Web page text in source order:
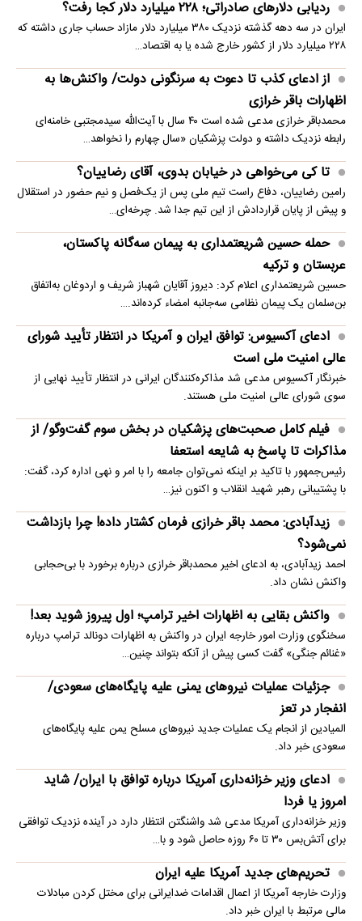
ردیابی دلارهای صادراتی؛ ۲۲۸ میلیارد دلار کجا رفت؟
ایران در سه دهه گذشته نزدیک ۳۸۰ میلیارد دلار مازاد حساب جاری داشته که
۲۲۸ میلیارد دلار از کشور خارج شده یا به اقتصاد…
از ادعای کذب تا دعوت به سرنگونی دولت/ واکنش‌ها به
اظهارات باقر خرازی‌
محمدباقر خرازی مدعی شده است ۴۰ سال با آیت‌الله سیدمجتبی خامنه‌ای
رابطه نزدیک داشته و دولت پزشکیان «سال چهارم را نخواهد…
تا کی می‌خواهی در خیابان بدوی، آقای رضاییان؟
رامین رضاییان، دفاع راست تیم ملی پس از یک‌فصل و نیم حضور در استقلال
و پیش از پایان قراردادش از این تیم جدا شد. چرخه‌ای…
حمله حسین شریعتمداری به پیمان سه‌گانه پاکستان،
عربستان و ترکیه
حسین شریعتمداری اعلام کرد: دیروز آقایان شهباز شریف و اردوغان به‌اتفاق
بن‌سلمان یک پیمان نظامی سه‌جانبه امضاء کرده‌اند.…
ادعای آکسیوس: توافق ایران و آمریکا در انتظار تأیید شورای
عالی امنیت ملی است
خبرنگار آکسیوس مدعی شد مذاکره‌کنندگان ایرانی در انتظار تأیید نهایی از
سوی شورای عالی امنیت ملی هستند.
فیلم کامل صحبت‌های پزشکیان در بخش سوم گفت‌وگو/ از
مذاکرات تا پاسخ به شایعه استعفا
رئیس‌جمهور با تاکید بر اینکه نمی‌توان جامعه را با امر و نهی اداره کرد، گفت:
با پشتیبانی رهبر شهید انقلاب و اکنون نیز…
زیدآبادی: محمد باقر خرازی فرمان کشتار داده! چرا بازداشت
نمی‌شود؟
احمد زیدآبادی، به ادعای اخیر محمدباقر خرازی درباره برخورد با بی‌حجابی
واکنش نشان داد.
واکنش بقایی به اظهارات اخیر ترامپ؛ اول پیروز شوید بعد!
سخنگوی وزارت امور خارجه ایران در واکنش به اظهارات دونالد ترامپ درباره
«غنائم جنگی» گفت کسی پیش از آنکه بتواند چنین…
جزئیات عملیات نیروهای یمنی علیه پایگاه‌های سعودی/
انفجار در تعز
المیادین از انجام یک عملیات جدید نیروهای مسلح یمن علیه پایگاه‌های
سعودی خبر داد.
ادعای وزیر خزانه‌داری آمریکا درباره توافق با ایران/ شاید
امروز یا فردا
وزیر خزانه‌داری آمریکا مدعی شد واشنگتن انتظار دارد در آینده نزدیک توافقی
برای آتش‌بس ۳۰ تا ۶۰ روزه حاصل شود و با…
تحریم‌های جدید آمریکا علیه ایران
وزارت خارجه آمریکا از اعمال اقدامات ضدایرانی برای مختل کردن مبادلات
مالی مرتبط با ایران خبر داد.